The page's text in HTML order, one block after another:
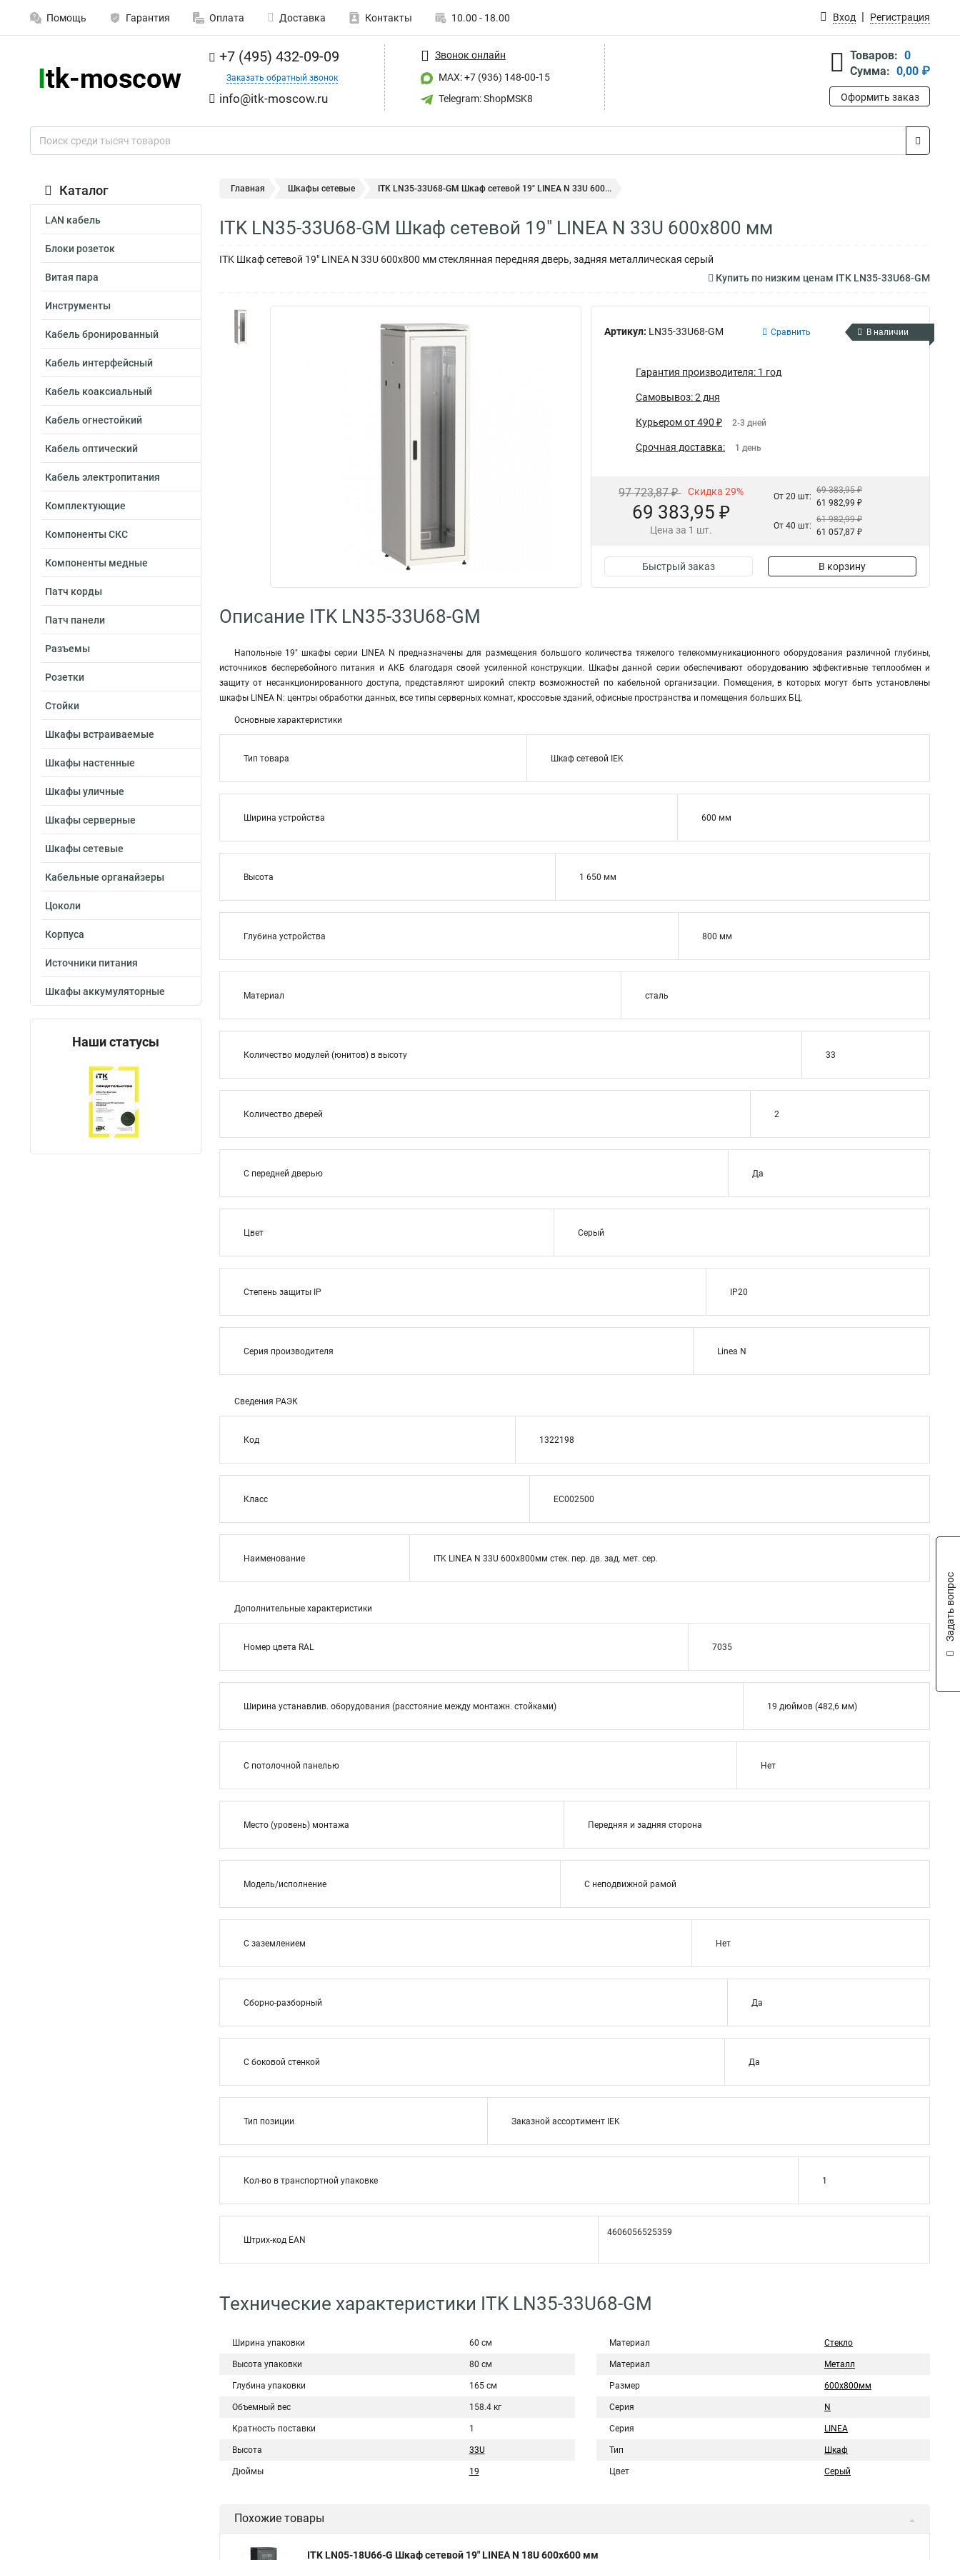
Помощь Гарантия Оплата Доставка Контакты 10.00 - 18.00 Вход Регистрация
+7 (495) 432-09-09
Заказать обратный звонок
info@itk-moscow.ru
Звонок онлайн
MAX: +7 (936) 148-00-15
Telegram: ShopMSK8
Товаров: 0
Сумма: 0,00 ₽
Оформить заказ
Каталог
LAN кабель
Блоки розеток
Витая пара
Инструменты
Кабель бронированный
Кабель интерфейсный
Кабель коаксиальный
Кабель огнестойкий
Кабель оптический
Кабель электропитания
Комплектующие
Компоненты СКС
Компоненты медные
Патч корды
Патч панели
Разъемы
Розетки
Стойки
Шкафы встраиваемые
Шкафы настенные
Шкафы уличные
Шкафы серверные
Шкафы сетевые
Кабельные органайзеры
Цоколи
Корпуса
Источники питания
Шкафы аккумуляторные
Наши статусы
Главная Шкафы сетевые ITK LN35-33U68-GM Шкаф сетевой 19" LINEA N 33U 600...
ITK LN35-33U68-GM Шкаф сетевой 19" LINEA N 33U 600х800 мм
ITK Шкаф сетевой 19" LINEA N 33U 600х800 мм стеклянная передняя дверь, задняя металлическая серый
Купить по низким ценам ITK LN35-33U68-GM
Артикул: LN35-33U68-GM Сравнить В наличии
Гарантия производителя: 1 год
Самовывоз: 2 дня
Курьером от 490 ₽ 2-3 дней
Срочная доставка: 1 день
97 723,87 ₽ Скидка 29%
69 383,95 ₽
Цена за 1 шт.
От 20 шт:
69 383,95 ₽
61 982,99 ₽
От 40 шт:
61 982,99 ₽
61 057,87 ₽
Быстрый заказ В корзину
Описание ITK LN35-33U68-GM
Напольные 19" шкафы серии LINEA N предназначены для размещения большого количества тяжелого телекоммуникационного оборудования различной глубины,
источников бесперебойного питания и АКБ благодаря своей усиленной конструкции. Шкафы данной серии обеспечивают оборудованию эффективные теплообмен и
защиту от несанкционированного доступа, представляют широкий спектр возможностей по кабельной организации. Помещения, в которых могут быть установлены
шкафы LINEA N: центры обработки данных, все типы серверных комнат, кроссовые зданий, офисные пространства и помещения больших БЦ.
Основные характеристики
Тип товара Шкаф сетевой IEK
Ширина устройства 600 мм
Высота 1 650 мм
Глубина устройства 800 мм
Материал сталь
Количество модулей (юнитов) в высоту 33
Количество дверей 2
С передней дверью Да
Цвет Серый
Степень защиты IP IP20
Серия производителя Linea N
Сведения РАЭК
Код 1322198
Класс EC002500
Наименование ITK LINEA N 33U 600х800мм стек. пер. дв. зад. мет. сер.
Дополнительные характеристики
Номер цвета RAL 7035
Ширина устанавлив. оборудования (расстояние между монтажн. стойками) 19 дюймов (482,6 мм)
С потолочной панелью Нет
Место (уровень) монтажа Передняя и задняя сторона
Модель/исполнение С неподвижной рамой
С заземлением Нет
Сборно-разборный Да
С боковой стенкой Да
Тип позиции Заказной ассортимент IEK
Кол-во в транспортной упаковке 1
Штрих-код EAN
4606056525359
Технические характеристики ITK LN35-33U68-GM
Ширина упаковки 60 см
Высота упаковки 80 см
Глубина упаковки 165 см
Объемный вес 158.4 кг
Кратность поставки 1
Высота 33U
Дюймы 19
Материал Стекло
Материал Металл
Размер 600х800мм
Серия N
Серия LINEA
Тип Шкаф
Цвет Серый
Похожие товары
ITK LN05-18U66-G Шкаф сетевой 19" LINEA N 18U 600х600 мм
Задать вопрос